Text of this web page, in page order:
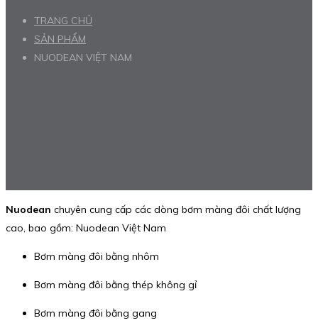
TRANG CHỦ
SẢN PHẨM
NUODEAN VIỆT NAM
Nuodean chuyên cung cấp các dòng bơm màng đôi chất lượng
cao, bao gồm: Nuodean Việt Nam
Bơm màng đôi bằng nhôm
Bơm màng đôi bằng thép không gỉ
Bơm màng đôi bằng gang